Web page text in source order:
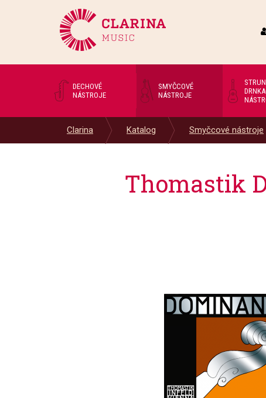
DECHOVÉ
NÁSTROJE
SMYČCOVÉ
NÁSTROJE
Clarina Katalog Smyčcové nástroje
Thomastik